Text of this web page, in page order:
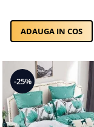
ADAUGA IN COS
-25%